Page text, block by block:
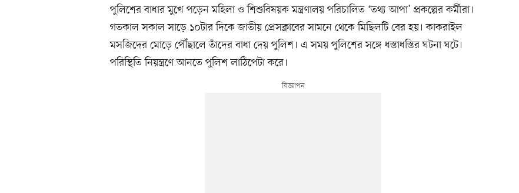
পুলিশের বাধার মুখে পড়েন মহিলা ও শিশুবিষয়ক মন্ত্রণালয় পরিচালিত ‘তথ্য আপা’ প্রকল্পের কর্মীরা।
গতকাল সকাল সাড়ে ১০টার দিকে জাতীয় প্রেসক্লাবের সামনে থেকে মিছিলটি বের হয়। কাকরাইল
মসজিদের মোড়ে পৌঁছালে তাঁদের বাধা দেয় পুলিশ। এ সময় পুলিশের সঙ্গে ধস্তাধস্তির ঘটনা ঘটে।
পরিস্থিতি নিয়ন্ত্রণে আনতে পুলিশ লাঠিপেটা করে।